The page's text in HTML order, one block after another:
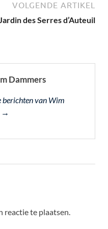
VOLGENDE ARTIKEL
des Serres d’Auteuil
Dammers
berichten van Wim
→
reactie te plaatsen.